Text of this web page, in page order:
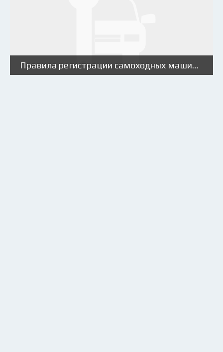
Правила регистрации самоходных машин в Гостехнадзоре